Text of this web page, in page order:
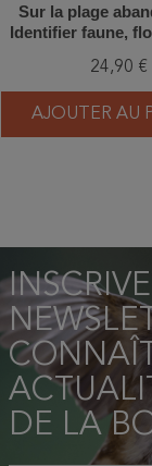
Sur la plage
Identifier faune,
24,90 €
AJOUTER AU
DE LA